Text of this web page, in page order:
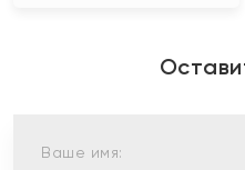
Ваше имя: